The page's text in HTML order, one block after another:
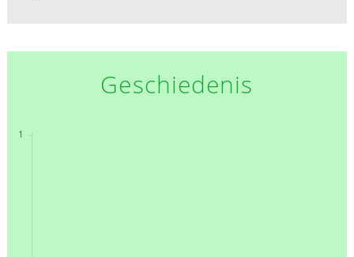
Geschiedenis